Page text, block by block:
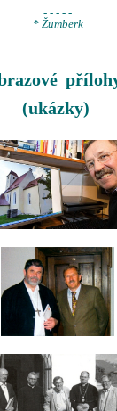
- - - - -
* Žumberk
(ukázky)